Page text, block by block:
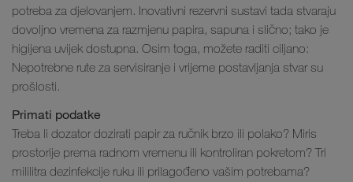
potreba za djelovanjem. Inovativni rezervni sustavi tada stvaraju
dovoljno vremena za razmjenu papira, sapuna i slično; tako je
higijena uvijek dostupna. Osim toga, možete raditi ciljano:
Nepotrebne rute za servisiranje i vrijeme postavljanja stvar su
prošlosti.
Primati podatke
Treba li dozator dozirati papir za ručnik brzo ili polako? Miris
prostorije prema radnom vremenu ili kontroliran pokretom? Tri
mililitra dezinfekcije ruku ili prilagođeno vašim potrebama?